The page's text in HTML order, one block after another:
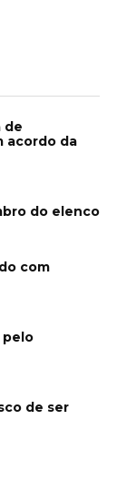
de
acordo da
do elenco
com
pelo
de ser